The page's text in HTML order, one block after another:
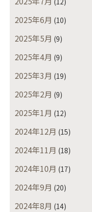
2025年6月 (10)
2025年5月 (9)
2025年4月 (9)
2025年3月 (19)
2025年2月 (9)
2025年1月 (12)
2024年12月 (15)
2024年11月 (18)
2024年10月 (17)
2024年9月 (20)
2024年8月 (14)